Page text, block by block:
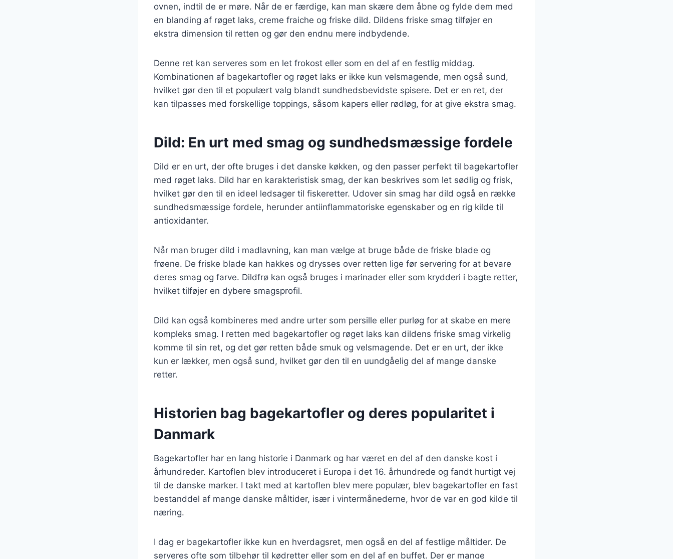
ovnen, indtil de er møre. Når de er færdige, kan man skære dem åbne og fylde dem med
en blanding af røget laks, creme fraiche og friske dild. Dildens friske smag tilføjer en
ekstra dimension til retten og gør den endnu mere indbydende.
Denne ret kan serveres som en let frokost eller som en del af en festlig middag.
Kombinationen af bagekartofler og røget laks er ikke kun velsmagende, men også sund,
hvilket gør den til et populært valg blandt sundhedsbevidste spisere. Det er en ret, der
kan tilpasses med forskellige toppings, såsom kapers eller rødløg, for at give ekstra smag.
Dild: En urt med smag og sundhedsmæssige fordele
Dild er en urt, der ofte bruges i det danske køkken, og den passer perfekt til bagekartofler
med røget laks. Dild har en karakteristisk smag, der kan beskrives som let sødlig og frisk,
hvilket gør den til en ideel ledsager til fiskeretter. Udover sin smag har dild også en række
sundhedsmæssige fordele, herunder antiinflammatoriske egenskaber og en rig kilde til
antioxidanter.
Når man bruger dild i madlavning, kan man vælge at bruge både de friske blade og
frøene. De friske blade kan hakkes og drysses over retten lige før servering for at bevare
deres smag og farve. Dildfrø kan også bruges i marinader eller som krydderi i bagte retter,
hvilket tilføjer en dybere smagsprofil.
Dild kan også kombineres med andre urter som persille eller purløg for at skabe en mere
kompleks smag. I retten med bagekartofler og røget laks kan dildens friske smag virkelig
komme til sin ret, og det gør retten både smuk og velsmagende. Det er en urt, der ikke
kun er lækker, men også sund, hvilket gør den til en uundgåelig del af mange danske
retter.
Historien bag bagekartofler og deres popularitet i
Danmark
Bagekartofler har en lang historie i Danmark og har været en del af den danske kost i
århundreder. Kartoflen blev introduceret i Europa i det 16. århundrede og fandt hurtigt vej
til de danske marker. I takt med at kartoflen blev mere populær, blev bagekartofler en fast
bestanddel af mange danske måltider, især i vintermånederne, hvor de var en god kilde til
næring.
I dag er bagekartofler ikke kun en hverdagsret, men også en del af festlige måltider. De
serveres ofte som tilbehør til kødretter eller som en del af en buffet. Der er mange